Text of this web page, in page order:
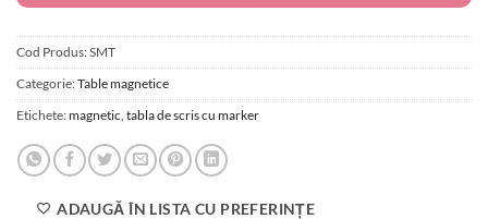
Cod Produs:SMT
Categorie:Table magnetice
Etichete:magnetic tabla de scris cu marker
ADAUGĂ ÎN LISTA CU PREFERINȚE